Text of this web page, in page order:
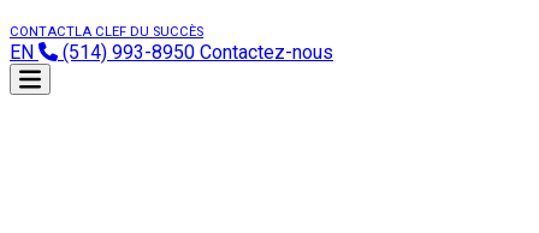
CONTACTLA CLEF DU SUCCÈS
EN (514) 993-8950 Contactez-nous